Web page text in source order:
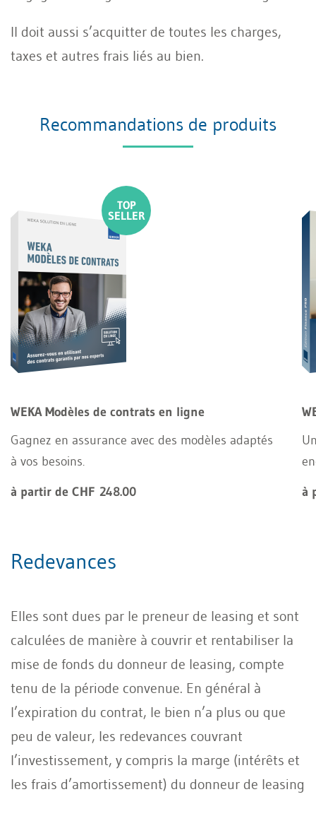
Il doit aussi s’acquitter de toutes les charges,
taxes et autres frais liés au bien.
Recommandations de produits
WEKA Modèles de contrats en ligne
Gagnez en assurance avec des modèles adaptés
à vos besoins.
à partir de CHF 248.00
à
Redevances
Elles sont dues par le preneur de leasing et sont
calculées de manière à couvrir et rentabiliser la
mise de fonds du donneur de leasing, compte
tenu de la période convenue. En général à
l’expiration du contrat, le bien n’a plus ou que
peu de valeur, les redevances couvrant
l’investissement, y compris la marge (intérêts et
les frais d’amortissement) du donneur de leasing